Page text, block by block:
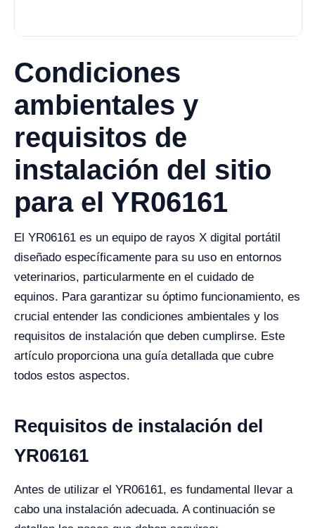
Condiciones
ambientales y
requisitos de
instalación del sitio
para el YR06161
El YR06161 es un equipo de rayos X digital portátil
diseñado específicamente para su uso en entornos
veterinarios, particularmente en el cuidado de
equinos. Para garantizar su óptimo funcionamiento, es
crucial entender las condiciones ambientales y los
requisitos de instalación que deben cumplirse. Este
artículo proporciona una guía detallada que cubre
todos estos aspectos.
Requisitos de instalación del
YR06161
Antes de utilizar el YR06161, es fundamental llevar a
cabo una instalación adecuada. A continuación se